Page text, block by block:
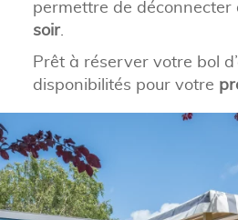
permettre de déconnecter
soir.
Prêt à réserver votre bol
disponibilités pour votre